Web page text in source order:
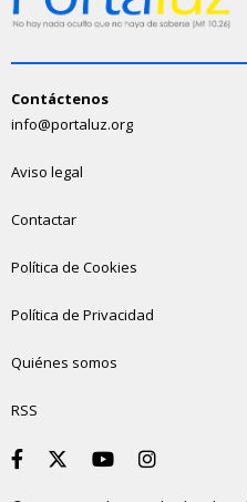
Contáctenos
info@portaluz.org
Aviso legal
Contactar
Política de Cookies
Política de Privacidad
Quiénes somos
RSS